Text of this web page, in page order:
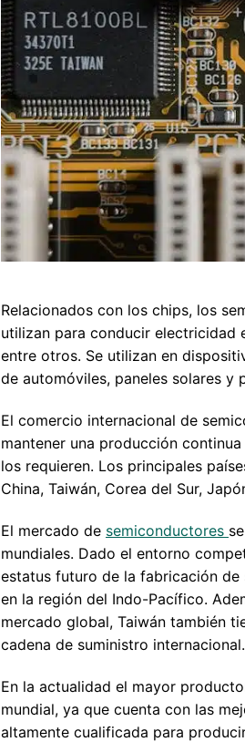
Relacionados con los chips, los
utilizan para conducir electricidad
entre otros. Se utilizan en
de automóviles, paneles solares y
El comercio internacional de
mantener una producción
los requieren. Los principales
China, Taiwán, Corea del Sur,
El mercado de semiconductores
mundiales. Dado el entorno
estatus futuro de la fabricación
en la región del Indo-Pacífico.
mercado global, Taiwán también
cadena de suministro internacional.
En la actualidad el mayor
mundial, ya que cuenta con las
altamente cualificada para